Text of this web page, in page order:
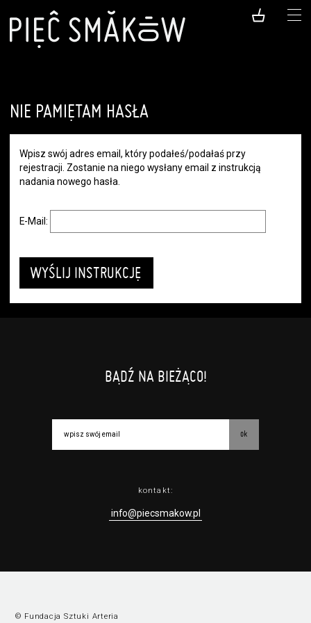
NIE PAMIĘTAM HASŁA
Wpisz swój adres email, który podałeś/podałaś przy
rejestracji. Zostanie na niego wysłany email z instrukcją
nadania nowego hasła.
E-Mail:
BĄDŹ NA BIEŻĄCO!
ok
kontakt:
info@piecsmakow.pl
© Fundacja Sztuki Arteria